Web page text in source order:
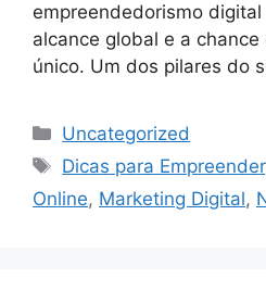
empreendedorismo
alcance global e a
único. Um dos pilares do
Categorias
Uncategorized
Tags
Dicas para Empreender
Online, Marketing Digital,